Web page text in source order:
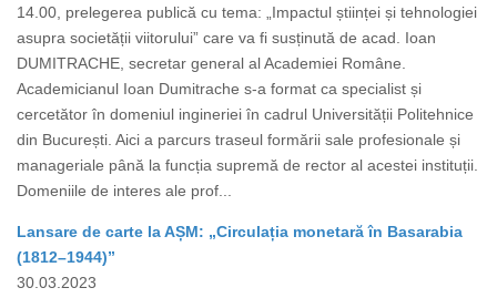
14.00, prelegerea publică cu tema: „Impactul științei și tehnologiei
asupra societății viitorului” care va fi susținută de acad. Ioan
DUMITRACHE, secretar general al Academiei Române.
Academicianul Ioan Dumitrache s-a format ca specialist și
cercetător în domeniul ingineriei în cadrul Universității Politehnice
din București. Aici a parcurs traseul formării sale profesionale și
manageriale până la funcția supremă de rector al acestei instituții.
Domeniile de interes ale prof...
Lansare de carte la AȘM: „Circulația monetară în Basarabia
(1812–1944)”
30.03.2023